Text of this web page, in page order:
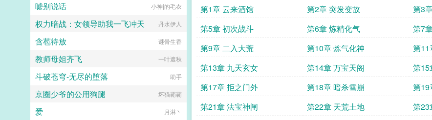
第1章 云来酒馆 第2章 突发变故 第3
第5章 初次战斗
第6章 炼精化气 第7
第9章 二入大荒
第10章 炼气化神 第11
第13章 九天玄女
第14章 万宝天阁 第15
第17章 拒之门外
第18章 暗杀雪崩 第19
第21章 法宝神闸
第22章 天荒土地 第23
嘘别说话 小神j的毛衣
权力暗战：女领导助我一飞冲天 丹水伊人
含苞待放 谜骨生香
教师母姐齐飞 一叶遮秋
斗破苍穹-无尽的堕落 助手
京圈少爷的公用狗腿 坏猫霸霸
爱 月淋丶